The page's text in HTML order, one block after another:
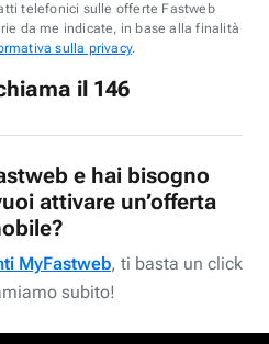
telefonici sulle offerte Fastweb
da me indicate, in base alla finalità
sulla privacy.
il 146
e hai bisogno
attivare un’offerta
MyFastweb, ti basta un click
subito!